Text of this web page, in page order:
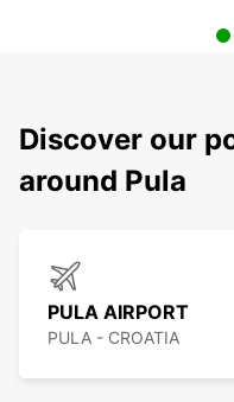
Discover our
around Pula
PULA AIRPORT
PULA - CROATIA